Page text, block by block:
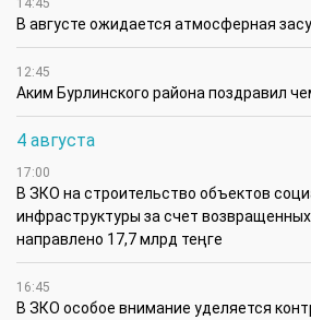
В августе ожидается атмосферная
12:45
Аким Бурлинского района поздравил
4 августа
17:00
В ЗКО на строительство объектов
инфраструктуры за счет
направлено 17,7 млрд теңге
16:45
В ЗКО особое внимание уделяется